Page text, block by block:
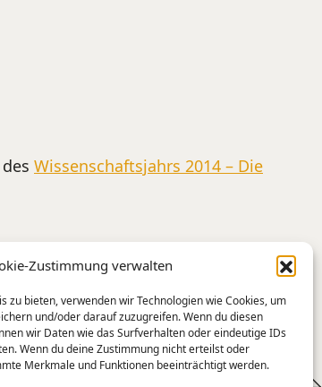
Zustimmung verwalten
zu bieten, verwenden wir Technologien wie Cookies, um
und/oder darauf zuzugreifen. Wenn du diesen
wir Daten wie das Surfverhalten oder eindeutige IDs
Wenn du deine Zustimmung nicht erteilst oder
Merkmale und Funktionen beeinträchtigt werden.
Wissenschaftsjahrs 2014 – Die
Journalismus in der digitalen